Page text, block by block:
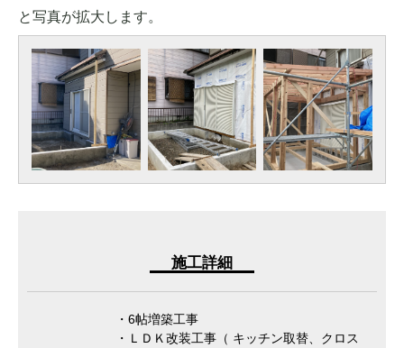
と写真が拡大します。
施工詳細
・6帖増築工事
・ＬＤＫ改装工事（ キッチン取替、クロス